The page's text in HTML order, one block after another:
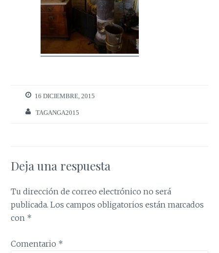
16 DICIEMBRE, 2015
TAGANGA2015
Deja una respuesta
Tu dirección de correo electrónico no será
publicada. Los campos obligatorios están marcados
con *
Comentario *